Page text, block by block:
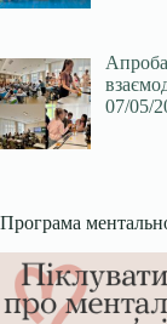
07/05/
Програма